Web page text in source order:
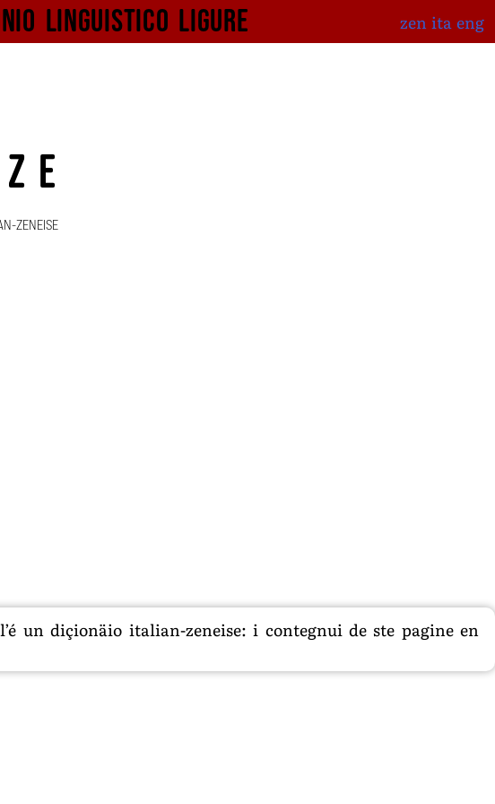
linguistico ligure zen ita eng
ZENEISE
un diçionäio italian-zeneise: i contegnui de ste pagine en